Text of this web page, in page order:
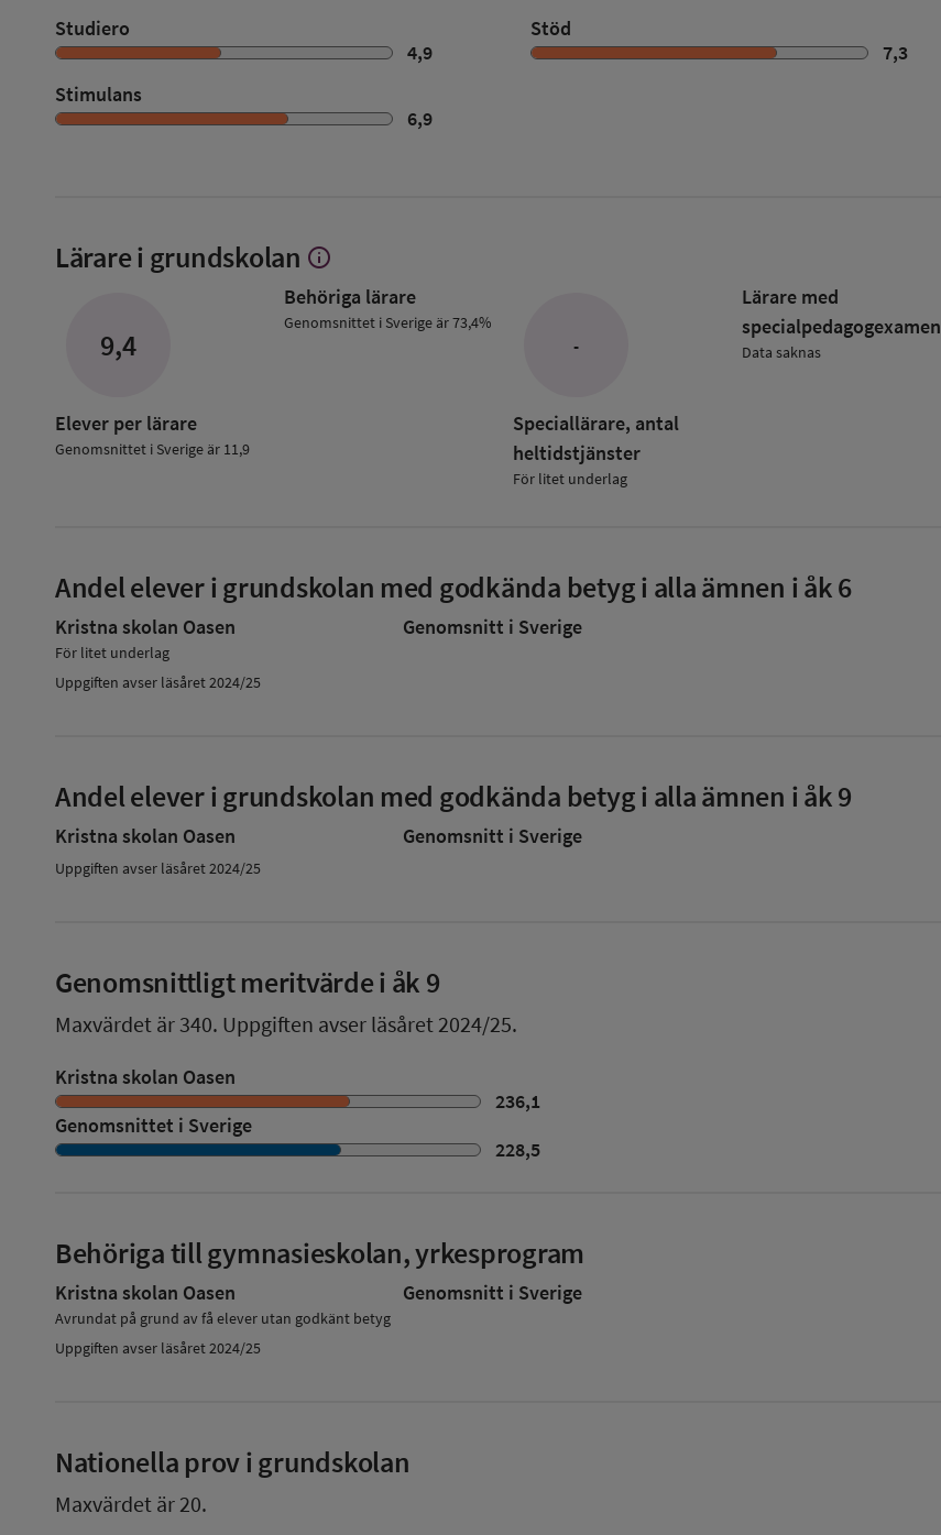
Studiero
4,9
Stöd
7,3
Stimulans
6,9
Lärare i grundskolan Visa
om
Lärare
info
9,4
Elever per lärare
Genomsnittet i Sverige är 11,9
Behöriga lärare
Genomsnittet i Sverige är 73,4%
-
Speciallärare, antal
heltidstjänster
För litet underlag
Lärare med
specialpedagog­examen
Data saknas
Andel elever i grundskolan med godkända betyg i alla ämnen i åk 6
Kristna skolan Oasen
För litet underlag
Genomsnitt i Sverige
Uppgiften avser läsåret 2024/25
Andel elever i grundskolan med godkända betyg i alla ämnen i åk 9
Kristna skolan Oasen Genomsnitt i Sverige
Uppgiften avser läsåret 2024/25
Genomsnittligt meritvärde i åk 9
Maxvärdet är 340. Uppgiften avser läsåret 2024/25.
Kristna skolan Oasen
236,1
Genomsnittet i Sverige
228,5
Behöriga till gymnasieskolan, yrkesprogram
Kristna skolan Oasen
Avrundat på grund av få elever utan godkänt betyg
Genomsnitt i Sverige
Uppgiften avser läsåret 2024/25
Nationella prov i grundskolan
Maxvärdet är 20.